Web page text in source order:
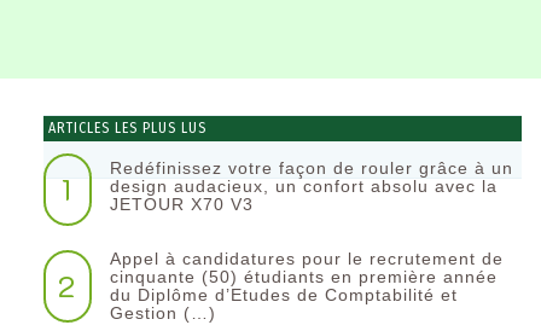
ARTICLES LES PLUS LUS
1
Redéfinissez votre façon de rouler grâce à un
design audacieux, un confort absolu avec la
JETOUR X70 V3
2
Appel à candidatures pour le recrutement de
cinquante (50) étudiants en première année
du Diplôme d’Etudes de Comptabilité et
Gestion (…)